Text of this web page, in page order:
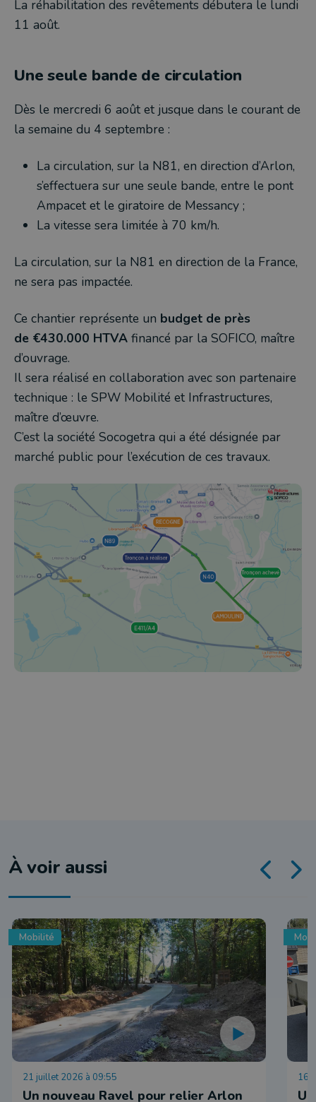
La réhabilitation des revêtements débutera le lundi
11 août.
Une seule bande de circulation
Dès le mercredi 6 août et jusque dans le courant de
la semaine du 4 septembre :
La circulation, sur la N81, en direction d’Arlon,
s’effectuera sur une seule bande, entre le pont
Ampacet et le giratoire de Messancy ;
La vitesse sera limitée à 70 km/h.
La circulation, sur la N81 en direction de la France,
ne sera pas impactée.
Ce chantier représente un budget de près
de €430.000 HTVA financé par la SOFICO, maître
d’ouvrage.
Il sera réalisé en collaboration avec son partenaire
technique : le SPW Mobilité et Infrastructures,
maître d’œuvre.
C’est la société Socogetra qui a été désignée par
marché public pour l’exécution de ces travaux.
À voir aussi
Mobilité
21 juillet 2026 à 09:55
Un nouveau Ravel pour relier Arlon
16